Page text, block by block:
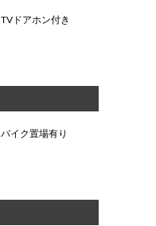
TVドアホン付き
バイク置場有り